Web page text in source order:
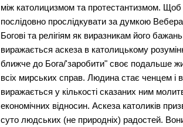
між католицизмом та протестантизмом. Щоб
послідовно прослідкувати за думкою
Богові та релігіям як виразникам його
виражається аскеза в католицькому
ближче до Бога/'заробити" своє подальше
всіх мирських справ. Людина стає ченцем і
виражається у кількості сказаних ним
економічних відносин. Аскеза католиків
суто людських (не природніх) радостей.